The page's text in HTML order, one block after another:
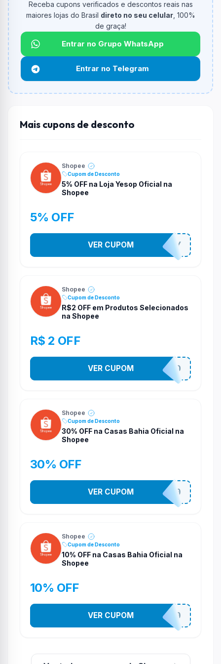
O valor minimo de compra é R$ 599,00.
Qual é o desconto máximo?
Não informado ou sem limite.
Funciona em qualquer produto?
Não necessariamente. Depende de itens participantes
e alguns vendedores ou produtos especificos podem
não aceitar cupons.
Receba cupons verificados e descontos reais nas
maiores lojas do Brasil direto no seu celular, 100%
de graça!
Entrar no Grupo WhatsApp
Entrar no Telegram
Mais cupons de desconto
Shopee
Cupom de Desconto
5% OFF na Loja Yesop Oficial na
Shopee
5% OFF
YESO274Y
VER CUPOM
Shopee
Cupom de Desconto
R$2 OFF em Produtos Selecionados
na Shopee
R$ 2 OFF
VNOXVHJFD
VER CUPOM
Shopee
Cupom de Desconto
30% OFF na Casas Bahia Oficial na
Shopee
30% OFF
CASATEL30
VER CUPOM
Shopee
Cupom de Desconto
10% OFF na Casas Bahia Oficial na
Shopee
10% OFF
CASATEL10
VER CUPOM